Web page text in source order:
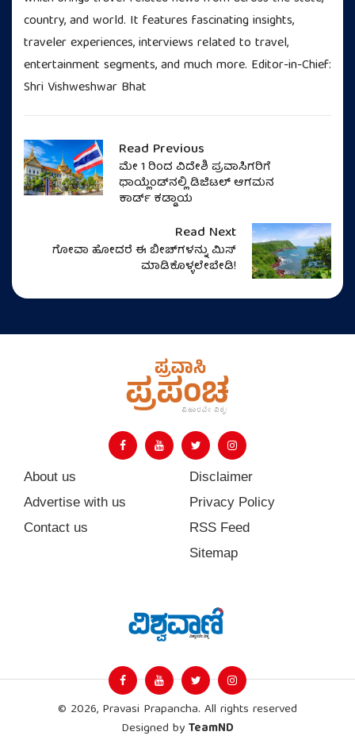
country, and world. It features fascinating insights,
traveler experiences, interviews related to travel,
entertainment segments, and much more. Editor-in-Chief:
Shri Vishweshwar Bhat
Read Previous
ಮೇ 1 ರಿಂದ ವಿದೇಶಿ ಪ್ರವಾಸಿಗರಿಗೆ
ಥಾಯ್ಲೆಂಡ್‌ನಲ್ಲಿ ಡಿಜಿಟಲ್ ಆಗಮನ
ಕಾರ್ಡ್ ಕಡ್ಡಾಯ
Read Next
ಗೋವಾ ಹೋದರೆ ಈ ಬೀಚ್‌ಗಳನ್ನು ಮಿಸ್‌
ಮಾಡಿಕೊಳ್ಳಲೇಬೇಡಿ!
About us
Advertise with us
Contact us
Disclaimer
Privacy Policy
RSS Feed
Sitemap
© 2026, Pravasi Prapancha. All rights reserved
Designed byTeamND